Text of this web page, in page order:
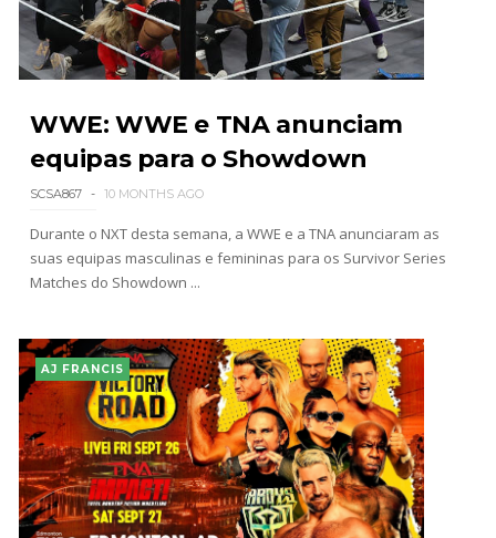
WWE: WWE e TNA anunciam
equipas para o Showdown
SCSA867 10 MONTHS AGO
Durante o NXT desta semana, a WWE e a TNA anunciaram as
suas equipas masculinas e femininas para os Survivor Series
Matches do Showdown ...
AJ FRANCIS